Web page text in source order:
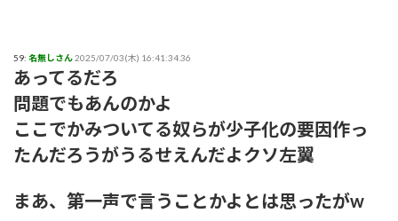
59: 名無しさん2025/07/03(木) 16:41:34.36
あってるだろ
問題でもあんのかよ
ここでかみついてる奴らが少子化の要因作っ
たんだろうがうるせえんだよクソ左翼
まあ、第一声で言うことかよとは思ったがw